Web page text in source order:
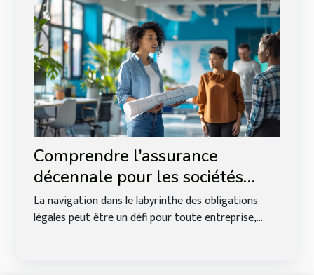
Comprendre l'assurance
décennale pour les sociétés
étrangères en Europe
La navigation dans le labyrinthe des obligations
légales peut être un défi pour toute entreprise,...